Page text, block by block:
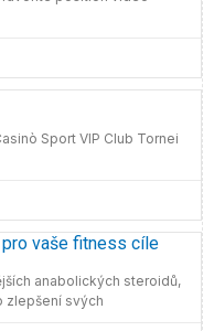
Sport VIP Club Tornei
vaše fitness cíle
anabolických steroidů,
zlepšení svých